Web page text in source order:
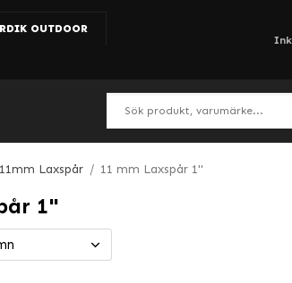
OUTDOOR
11mm Laxspår / 11 mm Laxspår 1"
1"